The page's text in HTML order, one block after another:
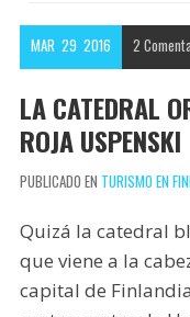
MAR 29 2016 2
LA CATEDRAL
ROJA USPENSKI
PUBLICADO EN TURISMO EN
Quizá la catedral
que viene a la
capital de